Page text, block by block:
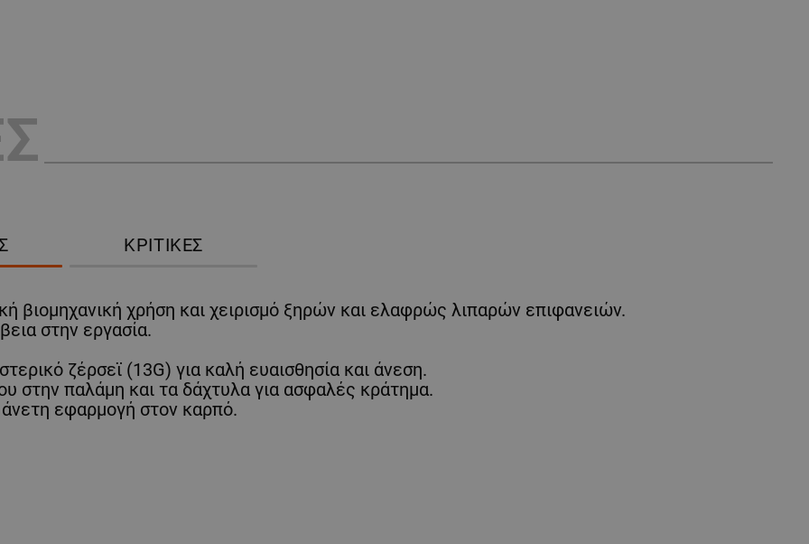
ΚΡΙΤΙΚΈΣ
βιομηχανική χρήση και χειρισμό ξηρών και ελαφρώς λιπαρών επιφανειών.
στην εργασία.
ζέρσεϊ (13G) για καλή ευαισθησία και άνεση.
στην παλάμη και τα δάχτυλα για ασφαλές κράτημα.
άνετη εφαρμογή στον καρπό.